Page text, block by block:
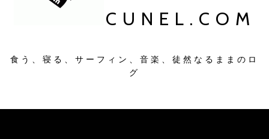
CUNEL.COM
食う、寝る、サーフィン、音楽、徒然なるままのロ
グ